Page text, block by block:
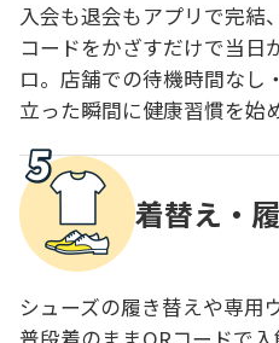
入会も退会もアプリで完結
コードをかざすだけで当日
ロ。店舗での待機時間なし
立った瞬間に健康習慣を始
着替え・
シューズの履き替えや専用